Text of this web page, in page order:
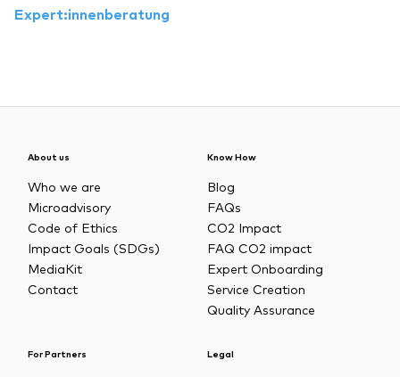
Expert:innenberatung
About us
Who we are
Microadvisory
Code of Ethics
Impact Goals (SDGs)
MediaKit
Contact
Know How
Blog
FAQs
CO2 Impact
FAQ CO2 impact
Expert Onboarding
Service Creation
Quality Assurance
For Partners Legal